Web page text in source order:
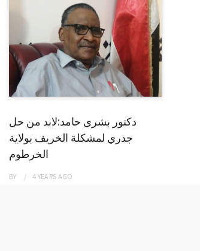
دكتور بشرى حامد:لابد من حل
جذري لمشكلة الخريف بولاية
الخرطوم
BY 4 YEARS AGO